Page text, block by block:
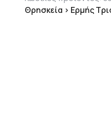
Θρησκεία > Ερμής